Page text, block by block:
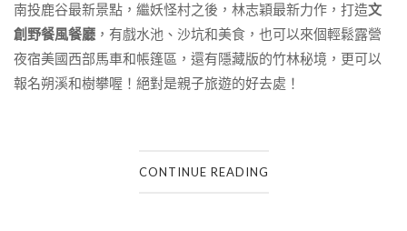
南投鹿谷最新景點，繼妖怪村之後，林志穎最新力作，打造文
創野餐風餐廳 ，有戲水池、沙坑和美食，也可以來個輕鬆露營
夜宿美國西部馬車和帳篷區，還有隱藏版的竹林秘境，更可以
報名朔溪和樹攀喔！絕對是親子旅遊的好去處！
CONTINUE READING